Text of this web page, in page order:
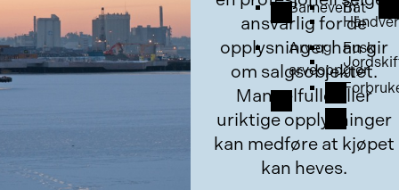
Barnevern
Arv og
arveoppgjør
Båt
Fusk
ansvarlig for de
opplysninger han gir
om salgsobjektet.
Mangelfulle eller
uriktige opplysninger
kan medføre at kjøpet
kan heves.